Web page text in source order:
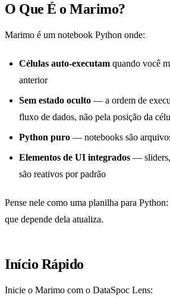
O Que É o Marimo?
Marimo é um notebook Python onde:
Células auto-executam quando você
anterior
Sem estado oculto — a ordem de
fluxo de dados, não pela posição da
Python puro — notebooks são
Elementos de UI integrados — sliders,
são reativos por padrão
Pense nele como uma planilha para
que depende dela atualiza.
Início Rápido
Inicie o Marimo com o DataSpoc Lens: